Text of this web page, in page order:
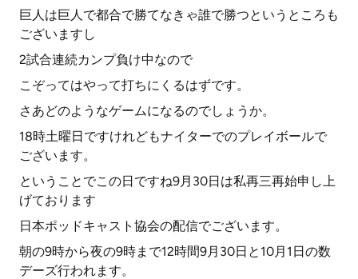
巨人は巨人で都合で勝てなきゃ誰で勝つというところも
ございますし
2試合連続カンプ負け中なので
こぞってはやって打ちにくるはずです。
さあどのようなゲームになるのでしょうか。
18時土曜日ですけれどもナイターでのプレイボールで
ございます。
ということでこの日ですね9月30日は私再三再始申し上
げております
日本ポッドキャスト協会の配信でございます。
朝の9時から夜の9時まで12時間9月30日と10月1日の数
デーズ行われます。